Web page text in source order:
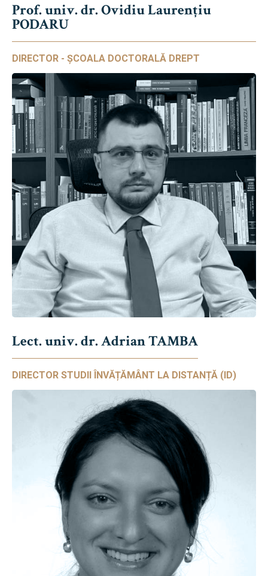
Prof. univ. dr. Ovidiu Laurențiu
PODARU
DIRECTOR - ȘCOALA DOCTORALĂ DREPT
Lect. univ. dr. Adrian TAMBA
DIRECTOR STUDII ÎNVĂȚĂMÂNT LA DISTANȚĂ (ID)